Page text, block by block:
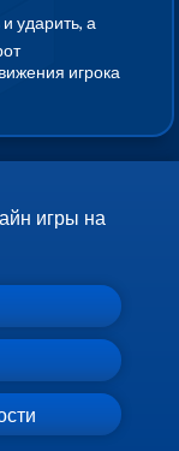
ударить, а
игрока
игры на